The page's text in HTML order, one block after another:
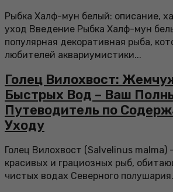
Рыбка Халф-мун белый: описание,
уход Введение Рыбка Халф-мун
популярная декоративная рыба,
любителей аквариумистики...
Голец Вилохвост:
Быстрых Вод – Ваш
Путеводитель по
Уходу
Голец Вилохвост (Salvelinus malma)
красивых и грациозных рыб,
чистых водах Северного полушария.